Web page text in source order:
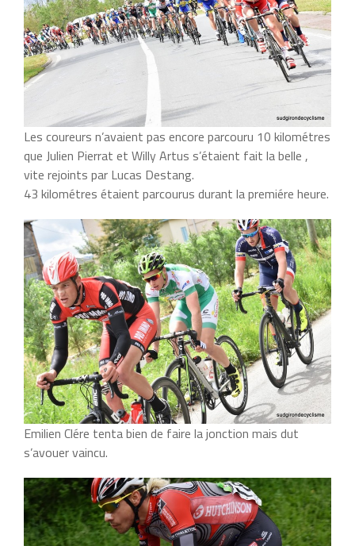
Les coureurs n’avaient pas encore parcouru 10 kilométres
que Julien Pierrat et Willy Artus s’étaient fait la belle ,
vite rejoints par Lucas Destang.
43 kilométres étaient parcourus durant la premiére heure.
Emilien Clére tenta bien de faire la jonction mais dut
s’avouer vaincu.